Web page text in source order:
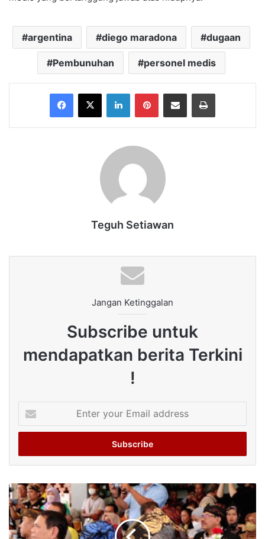
argentina diego maradona dugaan
Pembunuhan personel medis
Facebook
X LinkedInPinterestShare via Email Print
Teguh Setiawan
Jangan Ketinggalan
Subscribe untuk
mendapatkan berita Terkini
!
your
Email